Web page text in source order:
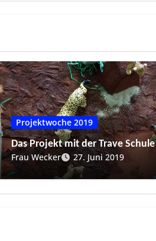
Projektwoche 2019
Das Projekt mit der Trave Schule
Frau Wecker
27. Juni 2019